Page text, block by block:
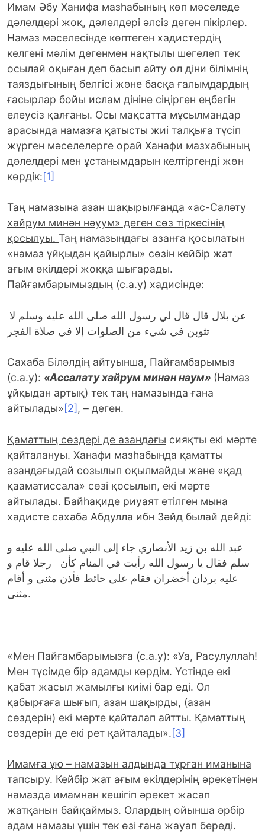
Имам Әбу Ханифа мазһабының көп мәселеде
дәлелдері жоқ, дәлелдері әлсіз деген пікірлер.
Намаз мәселесінде көптеген хадистердің
келгені мәлім дегенмен нақтылы шегелеп тек
осылай оқыған деп басып айту ол діни білімнің
таяздығының белгісі және басқа ғалымдардың
ғасырлар бойы ислам дініне сіңірген еңбегін
елеусіз қалғаны. Осы мақсатта мұсылмандар
арасында намазға қатысты жиі талқыға түсіп
жүрген мәселелерге орай Ханафи мазхабының
дәлелдері мен ұстанымдарын келтіргенді жөн
көрдік:[1]
Таң намазына азан шақырылғанда «ас-Саләту
хайрум минән нәуум» деген сөз тіркесінің
қосылуы. Таң намазындағы азанға қосылатын
«намаз ұйқыдан қайырлы» сөзін кейбір жат
ағым өкілдері жоққа шығарады.
Пайғамбарымыздың (с.а.у) хадисінде:
عن بلال قال قال لي رسول الله صلى الله عليه وسلم لا
تثوبن في شيء من الصلوات إلا في صلاة الفجر
Сахаба Біләлдің айтуынша, Пайғамбарымыз
(с.а.у): «Ассалату хайрум минән наум» (Намаз
ұйқыдан артық) тек таң намазында ғана
айтылады» [2], – деген.
Қаматтың сөздері де азандағы сияқты екі мәрте
қайталануы. Ханафи мазһабында қаматты
азандағыдай созылып оқылмайды және «қад
қааматиссала» сөзі қосылып, екі мәрте
айтылады. Байһақиде риуаят етілген мына
хадисте сахаба Абдулла ибн Зәйд былай дейді:
عبد الله بن زيد الأنصاري جاء إلى النبي صلى الله عليه و
سلم فقال يا رسول الله رأيت في المنام كأن رجلا قام و
عليه بردان أخضران فقام على حائط فأذن مثنى و أقام
مثنى.
«Мен Пайғамбарымызға (с.а.у): «Уа, Расулуллаһ!
Мен түсімде бір адамды көрдім. Үстінде екі
қабат жасыл жамылғы киімі бар еді. Ол
қабырғаға шығып, азан шақырды, (азан
сөздерін) екі мәрте қайталап айтты. Қаматтың
сөздерін де екі рет қайталады».[3]
Имамға ұю – намазын алдында тұрған иманына
тапсыру. Кейбір жат ағым өкілдерінің әрекетінен
намазда имамнан кешігіп әрекет жасап
жатқанын байқаймыз. Олардың ойынша әрбір
адам намазы үшін тек өзі ғана жауап береді.